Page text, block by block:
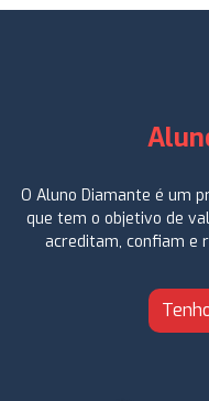
O Aluno Diamante é um
que tem o objetivo de
acreditam, confiam e